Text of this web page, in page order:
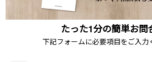
たった1分の簡単お問
下記フォームに必要項目をご入力